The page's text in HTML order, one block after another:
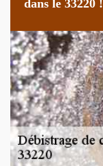
dans le 33220